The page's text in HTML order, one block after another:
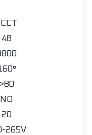
48
>80
NO
20
265V